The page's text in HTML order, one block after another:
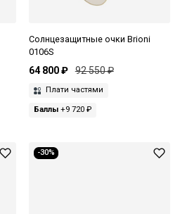
Солнцезащитные очки Brioni
0106S
64 800 ₽ 92 550 ₽
Плати частями
Баллы+9 720 ₽
-30%